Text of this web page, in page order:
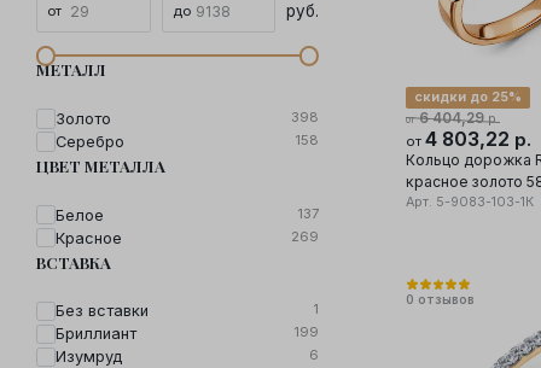
руб.
МЕТАЛЛ
Золото 398
Серебро 158
ЦВЕТ МЕТАЛЛА
Белое 137
Красное 269
ВСТАВКА
Без вставки 1
Бриллиант 199
Изумруд 6
от6 404,29р.
скидки до 25%
от 4 803,22 р.
Кольцо дорожка
красное золото
Арт. 5-9083-103-1К
0 отзывов